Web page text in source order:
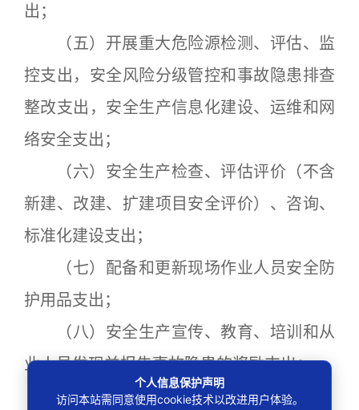
出；
（五）开展重大危险源检测、评估、监
控支出，安全风险分级管控和事故隐患排查
整改支出，安全生产信息化建设、运维和网
络安全支出；
（六）安全生产检查、评估评价（不含
新建、改建、扩建项目安全评价）、咨询、
标准化建设支出；
（七）配备和更新现场作业人员安全防
护用品支出；
（八）安全生产宣传、教育、培训和从
业人员发现并报告事故隐患的奖励支出；
（九）安全生产适用新技术、新标准、
个人信息保护声明
访问本站需同意使用cookie技术以改进用户体验。